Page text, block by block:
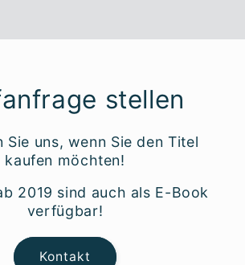
stellen
Sie uns, wenn Sie den Titel
kaufen möchten!
2019 sind auch als E-Book
verfügbar!
Kontakt